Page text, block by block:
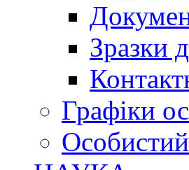
Зразки
Графіки
Особистий